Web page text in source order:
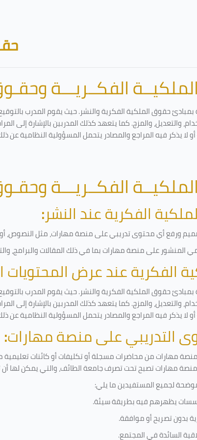
الفكــريـــة
بمبادئ حقوق الملكية الفكرية والنشر. حيث يقوم المدرب
والتعديل، والمزج. كما يتعهد كذلك المدربين بالإشارة إلى
لا يذكر فيه المراجع والمصادر يتحمل المسؤولية النظامية عن
الفكــريـــة
الفكرية عند النشر:
ورفع أي محتوى تدريبي على منصة مهارات، مثل النصوص، أو
المنشور على منصة مهارات بما في ذلك المقالات والبرامج،
الفكرية عند عرض
بمبادئ حقوق الملكية الفكرية والنشر. حيث يقوم المدرب
والتعديل، والمزج. كما يتعهد كذلك المدربين بالإشارة إلى
لا يذكر فيه المراجع والمصادر يتحمل المسؤولية النظامية عن
التدريبي على منصة مهارات:
مهارات من محاضرات مسجلة أو تكليفات أو كائنات تعليمية
منصة مهارات تصبح تحت تصرف جامعة الطائف، والتي يمكن لها
لجميع المستفيدين ما يلي:
يظهرهم فيه بطريقة سيئة.
بدون تصريح أو موافقة.
السائدة في المجتمع.